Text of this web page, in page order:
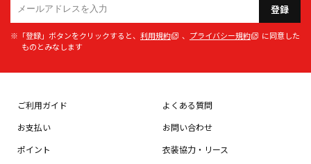
登録
※「登録」ボタンをクリックすると、 利用規約 、 プライバシー規約
に同意した
ものとみなします
ご利用ガイド
お支払い
ポイント
よくある質問
お問い合わせ
衣装協力・リース